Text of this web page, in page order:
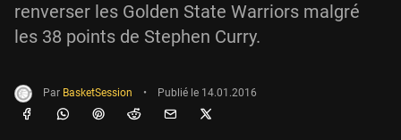
renverser les Golden State Warriors malgré
les 38 points de Stephen Curry.
Par BasketSession • Publié le 14.01.2016